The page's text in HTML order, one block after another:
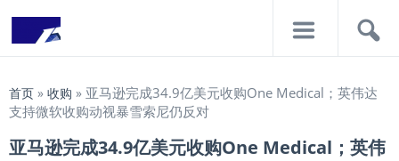
首页 » 收购 » 亚马逊完成34.9亿美元收购One Medical；英伟达
支持微软收购动视暴雪索尼仍反对
亚马逊完成34.9亿美元收购One Medical；英伟